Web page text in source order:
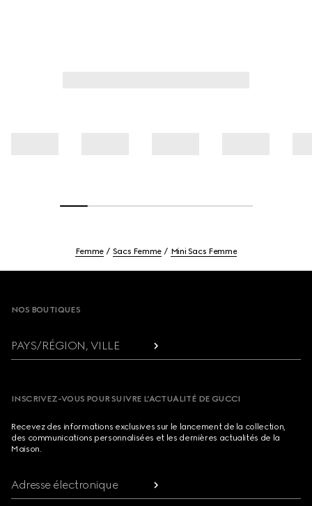
Femme Sacs Femme Mini Sacs Femme
NOS BOUTIQUES
PAYS/RÉGION, VILLE
INSCRIVEZ-VOUS POUR SUIVRE L’ACTUALITÉ DE GUCCI
Recevez des informations exclusives sur le lancement de la collection,
des communications personnalisées et les dernières actualités de la
Maison.
Adresse électronique